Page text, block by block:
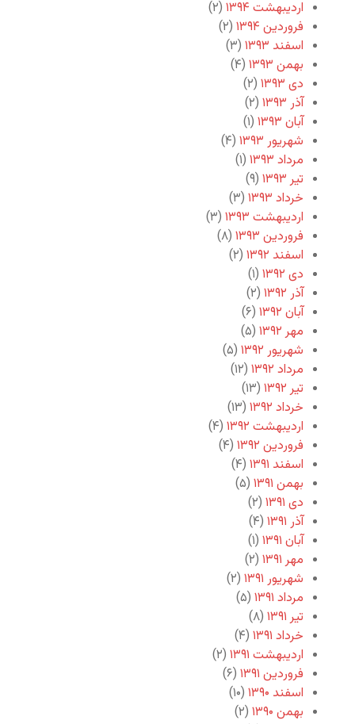
اردیبهشت ۱۳۹۴
(۲)
فروردین ۱۳۹۴
(۲)
اسفند ۱۳۹۳
(۳)
بهمن ۱۳۹۳
(۴)
دی ۱۳۹۳
(۲)
آذر ۱۳۹۳
(۲)
آبان ۱۳۹۳
(۱)
شهریور ۱۳۹۳
(۴)
مرداد ۱۳۹۳
(۱)
تیر ۱۳۹۳
(۹)
خرداد ۱۳۹۳
(۳)
اردیبهشت ۱۳۹۳
(۳)
فروردین ۱۳۹۳
(۸)
اسفند ۱۳۹۲
(۲)
دی ۱۳۹۲
(۱)
آذر ۱۳۹۲
(۲)
آبان ۱۳۹۲
(۶)
مهر ۱۳۹۲
(۵)
شهریور ۱۳۹۲
(۵)
مرداد ۱۳۹۲
(۱۲)
تیر ۱۳۹۲
(۱۳)
خرداد ۱۳۹۲
(۱۳)
اردیبهشت ۱۳۹۲
(۴)
فروردین ۱۳۹۲
(۴)
اسفند ۱۳۹۱
(۴)
بهمن ۱۳۹۱
(۵)
دی ۱۳۹۱
(۲)
آذر ۱۳۹۱
(۴)
آبان ۱۳۹۱
(۱)
مهر ۱۳۹۱
(۲)
شهریور ۱۳۹۱
(۲)
مرداد ۱۳۹۱
(۵)
تیر ۱۳۹۱
(۸)
خرداد ۱۳۹۱
(۴)
اردیبهشت ۱۳۹۱
(۲)
فروردین ۱۳۹۱
(۶)
اسفند ۱۳۹۰
(۱۰)
بهمن ۱۳۹۰
(۲)